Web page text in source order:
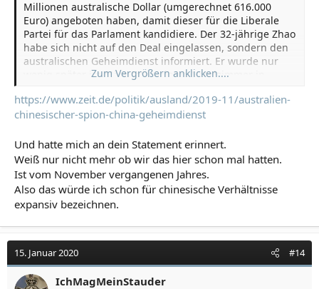
Millionen australische Dollar (umgerechnet 616.000
Euro) angeboten haben, damit dieser für die Liberale
Partei für das Parlament kandidiere. Der 32-jährige Zhao
habe sich nicht auf den Deal eingelassen, sondern den
australischen Geheimdienst informiert. Er wurde nur
wenig später im März tot in einem Hotelzimmer in
bisher nicht geklärt werden.
Zum Vergrößern anklicken....
https://www.zeit.de/politik/ausland/2019-11/australien-
chinesischer-spion-china-geheimdienst
Und hatte mich an dein Statement erinnert.
Weiß nur nicht mehr ob wir das hier schon mal hatten.
Ist vom November vergangenen Jahres.
Also das würde ich schon für chinesische Verhältnisse
expansiv bezeichnen.
15. Januar 2020 #14
IchMagMeinStauder